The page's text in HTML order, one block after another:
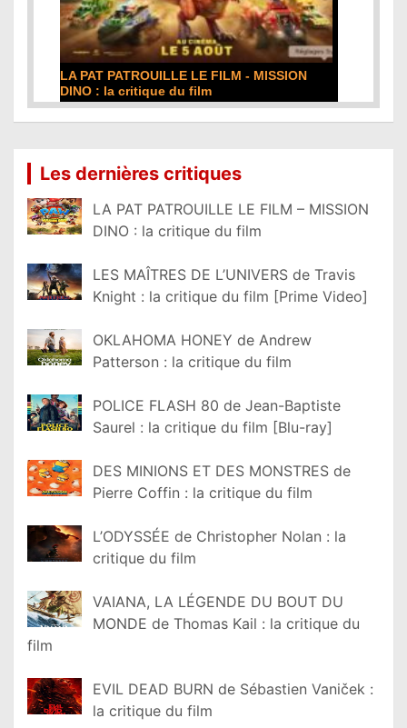
LA PAT PATROUILLE LE FILM - MISSION
DINO : la critique du film
Les dernières critiques
LA PAT PATROUILLE LE FILM – MISSION
DINO : la critique du film
LES MAÎTRES DE L’UNIVERS de Travis
Knight : la critique du film [Prime Video]
OKLAHOMA HONEY de Andrew
Patterson : la critique du film
POLICE FLASH 80 de Jean-Baptiste
Saurel : la critique du film [Blu-ray]
DES MINIONS ET DES MONSTRES de
Pierre Coffin : la critique du film
L’ODYSSÉE de Christopher Nolan : la
critique du film
VAIANA, LA LÉGENDE DU BOUT DU
MONDE de Thomas Kail : la critique du
film
EVIL DEAD BURN de Sébastien Vaniček :
la critique du film